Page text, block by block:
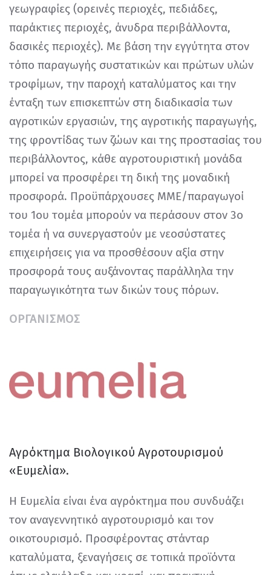
γεωγραφίες (ορεινές περιοχές, πεδιάδες,
παράκτιες περιοχές, άνυδρα περιβάλλοντα,
δασικές περιοχές). Με βάση την εγγύτητα στον
τόπο παραγωγής συστατικών και πρώτων υλών
τροφίμων, την παροχή καταλύματος και την
ένταξη των επισκεπτών στη διαδικασία των
αγροτικών εργασιών, της αγροτικής παραγωγής,
της φροντίδας των ζώων και της προστασίας του
περιβάλλοντος, κάθε αγροτουριστική μονάδα
μπορεί να προσφέρει τη δική της μοναδική
προσφορά. Προϋπάρχουσες ΜΜΕ/παραγωγοί
του 1ου τομέα μπορούν να περάσουν στον 3ο
τομέα ή να συνεργαστούν με νεοσύστατες
επιχειρήσεις για να προσθέσουν αξία στην
προσφορά τους αυξάνοντας παράλληλα την
παραγωγικότητα των δικών τους πόρων.
ΟΡΓΑΝΙΣΜΌΣ
Αγρόκτημα Βιολογικού Αγροτουρισμού
«Ευμελία».
Η Ευμελία είναι ένα αγρόκτημα που συνδυάζει
τον αναγεννητικό αγροτουρισμό και τον
οικοτουρισμό. Προσφέροντας στάνταρ
καταλύματα, ξεναγήσεις σε τοπικά προϊόντα